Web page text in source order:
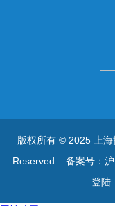
版权所有 © 2025 上
Reserved备案号：
登陆